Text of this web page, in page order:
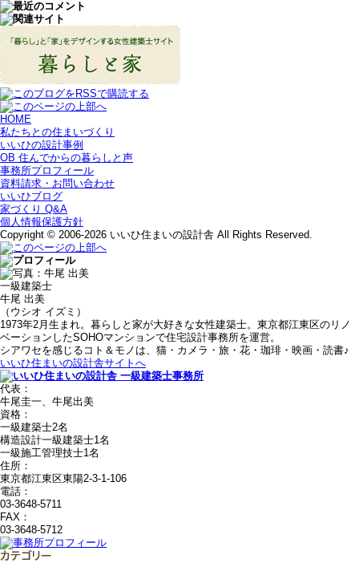
HOME
私たちとの住まいづくり
いいひの設計事例
OB 住んでからの暮らしと声
事務所プロフィール
資料請求・お問い合わせ
いいひブログ
家づくり Q&A
個人情報保護方針
Copyright © 2006-2026 いいひ住まいの設計舎 All Rights Reserved.
一級建築士
牛尾 出美
（ウシオ イズミ）
1973年2月生まれ。暮らしと家が大好きな女性建築士。東京都江東区のリノ
ベーションしたSOHOマンションで住宅設計事務所を運営。
シアワセを感じるコト＆モノは、猫・カメラ・旅・花・珈琲・映画・読書♪
いいひ住まいの設計舎サイトへ
代表：
牛尾圭一、牛尾出美
資格：
一級建築士2名
構造設計一級建築士1名
一級施工管理技士1名
住所：
東京都江東区東陽2-3-1-106
電話：
03-3648-5711
FAX：
03-3648-5712